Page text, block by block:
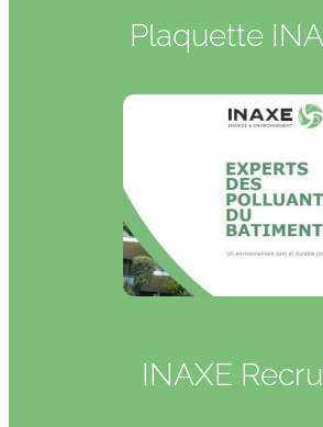
Plaquette
INAXE